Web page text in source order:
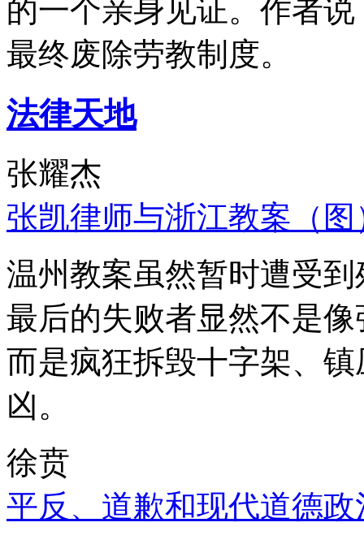
的一个亲身见证。作者
最终废除劳教制度。
法律天地
张耀杰
张凯律师与浙江教案（图
温州教案虽然暂时遭受
最后的失败者显然不是
而是疯狂拆毁十字架、
凶。
徐贲
平反、道歉和现代道德政